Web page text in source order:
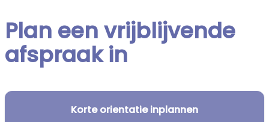
Plan een vrijblijvende
afspraak in
Korte orientatie inplannen